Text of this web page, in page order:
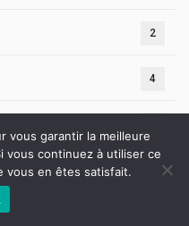
2
4
vous garantir la meilleure
vous continuez à utiliser ce
vous en êtes satisfait.